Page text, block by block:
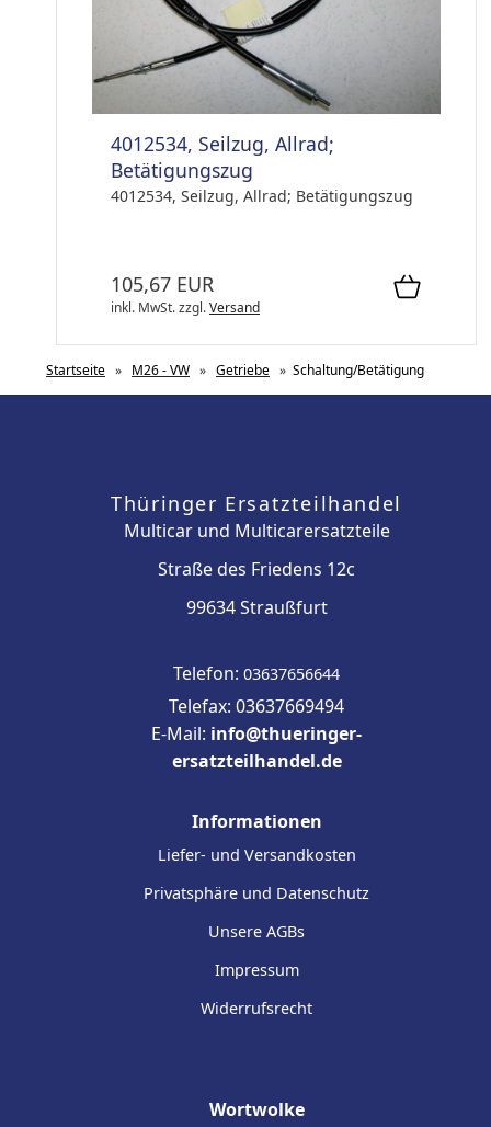
4012534, Seilzug, Allrad;
Betätigungszug
4012534, Seilzug, Allrad; Betätigungszug
105,67 EUR
inkl. MwSt.zzgl.Versand
Startseite » M26 - VW » Getriebe » Schaltung/Betätigung
Thüringer Ersatzteilhandel
Multicar und Multicarersatzteile
Straße des Friedens 12c
99634 Straußfurt
Telefon: 03637656644
Telefax: 03637669494
E-Mail: info@thueringer-
ersatzteilhandel.de
Informationen
Liefer- und Versandkosten
Privatsphäre und Datenschutz
Unsere AGBs
Impressum
Widerrufsrecht
Wortwolke